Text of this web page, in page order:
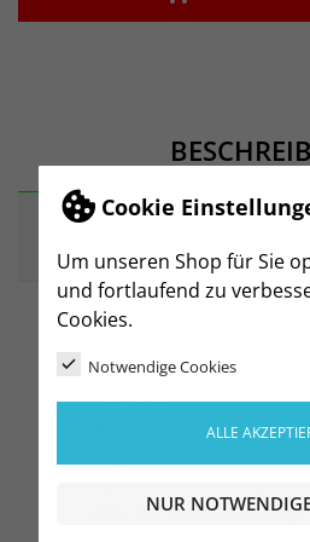
Cookie
Um unseren Shop für Sie
und fortlaufend zu
Cookies.
Notwendige Cookies
ALLE
NUR
Baumwolle aus
Weicher Griff
Einlaufvorbehandelt
Ohne Kordeln bei